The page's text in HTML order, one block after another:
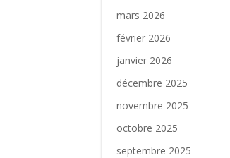
mars 2026
février 2026
janvier 2026
décembre 2025
novembre 2025
octobre 2025
septembre 2025